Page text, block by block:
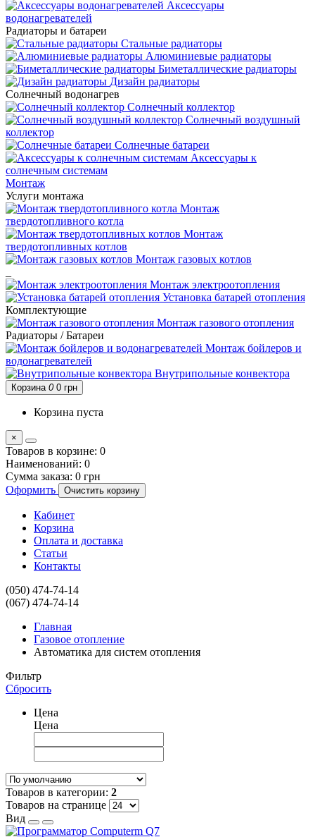
Аксессуары
водонагревателей
Радиаторы и батареи
Стальные радиаторы
Алюминиевые радиаторы
Биметаллические радиаторы
Дизайн радиаторы
Солнечный водонагрев
Солнечный коллектор
Солнечный воздушный
коллектор
Солнечные батареи
Аксессуары к
солнечным системам
Монтаж
Услуги монтажа
Монтаж
твердотопливного котла
Монтаж
твердотопливных котлов
Монтаж газовых котлов
Монтаж электроотопления
Установка батарей отопления
Комплектующие
Монтаж газового отопления
Радиаторы / Батареи
Монтаж бойлеров и
водонагревателей
Внутрипольные конвектора
Корзина 0 0 грн
Корзина пуста
×
Товаров в корзине: 0
Наименований: 0
Сумма заказа: 0 грн
Оформить
Очистить корзину
Кабинет
Корзина
Оплата и доставка
Статьи
Контакты
(050) 474-74-14
(067) 474-74-14
Главная
Газовое отопление
Автоматика для систем отопления
Фильтр
Сбросить
Цена
Цена
Товаров в категории: 2
Товаров на странице
Вид